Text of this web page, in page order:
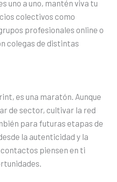
uno a uno, mantén viva tu
colectivos como
profesionales online o
colegas de distintas
es una maratón. Aunque
de sector, cultivar la red
para futuras etapas de
la autenticidad y la
piensen en ti